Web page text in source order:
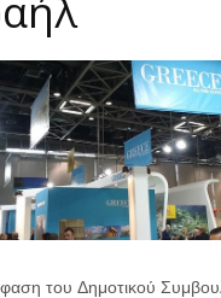
του Δημοτικού